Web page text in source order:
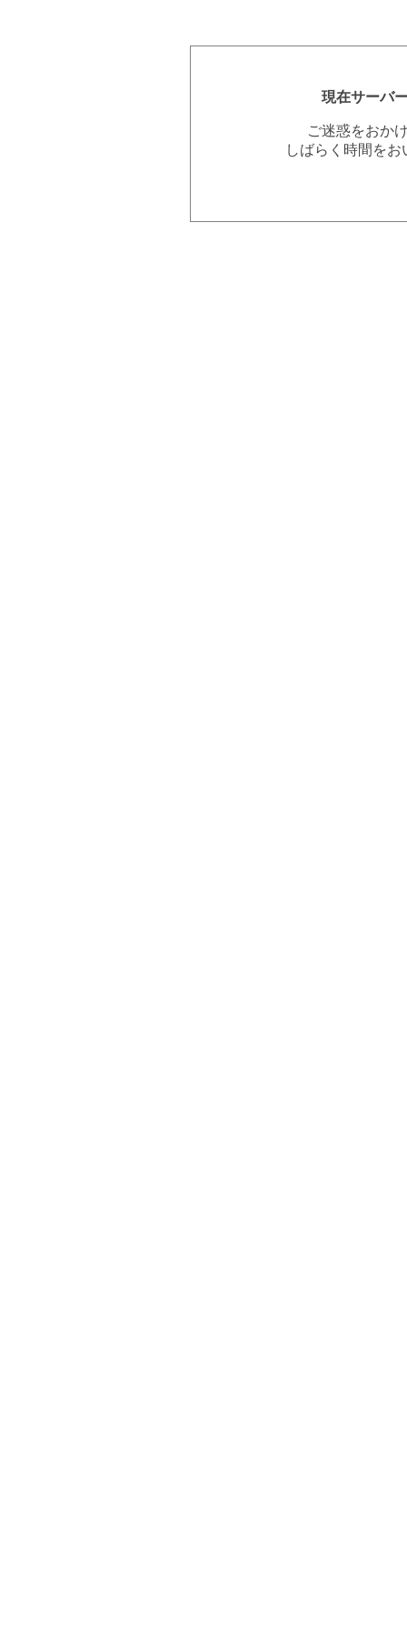
現在サーバ
ご迷惑をおか
しばらく時間を